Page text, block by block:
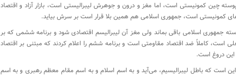
چین کمونیستی است، اما مغز و درون و جوهرش لیبرالیستی است، بازار آزاد و اقتصاد
های کمونیستی است، جمهوری اسلامی هم همین بلا قرار است بر سرش بیاید.
جمهوری اسلامی باقی بماند ولی مغز آن لیبرالیسم اقتصادی شود و برنامه ششمی که بر
است، کاملاً ضد اقتصاد مقاومتی است و برنامه ششم را اعلام کردند که مبتنی بر اقتصاد
دروغ است.
این است که باطل لیبرالیسیم، می‌آید و به اسم اسلام و به اسم مقام معظم رهبری و به اسم